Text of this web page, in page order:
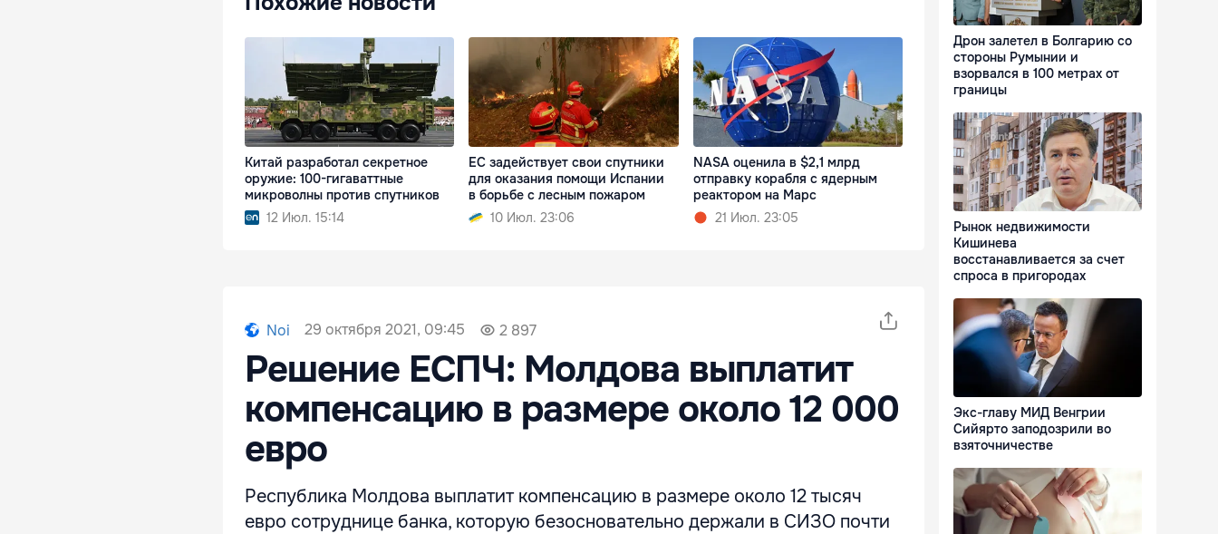
Китай разработал секретное
оружие: 100-гигаваттные
микроволны против спутников
12 Июл. 15:14
ЕС задействует свои спутники
для оказания помощи Испании
в борьбе с лесным пожаром
10 Июл. 23:06
NASA оценила в $2,1 млрд
отправку корабля с ядерным
реактором на Марс
21 Июл. 23:05
Noi 29 октября 2021, 09:45 2 897
Решение ЕСПЧ: Молдова выплатит
компенсацию в размере около 12 000
евро
Республика Молдова выплатит компенсацию в размере около 12 тысяч
евро сотруднице банка, которую безосновательно держали в СИЗО почти
Дрон залетел в Болгарию со
стороны Румынии и
взорвался в 100 метрах от
границы
Рынок недвижимости
Кишинева
восстанавливается за счет
спроса в пригородах
Экс-главу МИД Венгрии
Сийярто заподозрили во
взяточничестве